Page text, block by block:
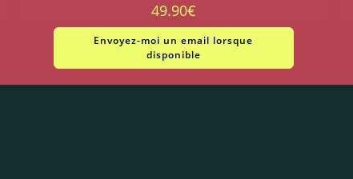
49.90€
Envoyez-moi un email lorsque
disponible